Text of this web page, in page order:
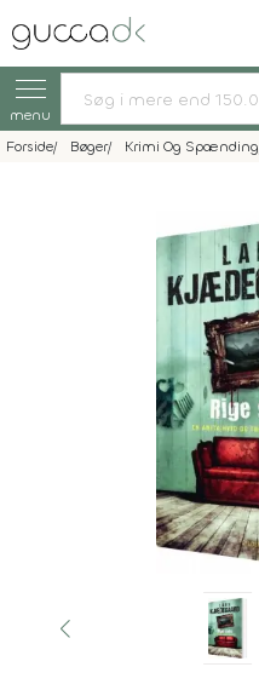
menu
Forside Bøger Krimi Og Spænding